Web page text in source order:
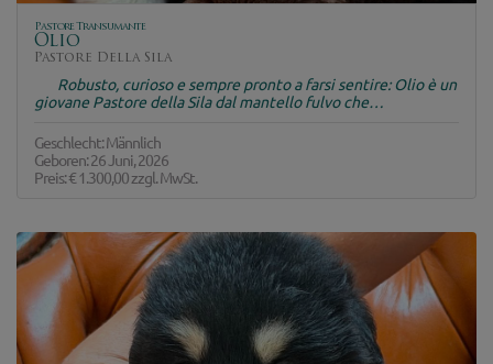
Pastore Transumante
Olio
Pastore Della Sila
Robusto, curioso e sempre pronto a farsi sentire: Olio è un
giovane Pastore della Sila dal mantello fulvo che…
Geschlecht: Männlich
Geboren: 26 Juni, 2026
Preis:€ 1.300,00zzgl. MwSt.